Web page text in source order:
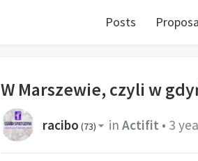
Posts
W Marszewie, czyli w
racibo (73) in Actifit • 3